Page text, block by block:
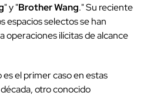
" y "Brother Wang." Su reciente
espacios selectos se han
operaciones ilícitas de alcance
es el primer caso en estas
otro conocido